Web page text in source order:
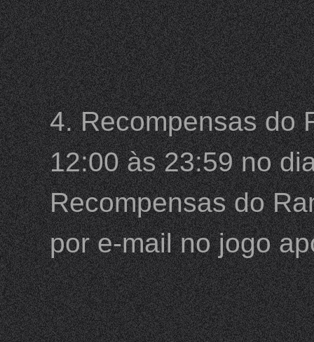
4. Recompensas do
12:00 às 23:59 no
Recompensas do
por e-mail no jogo